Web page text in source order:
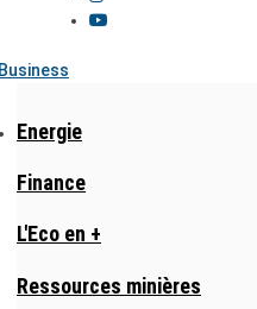
Energie
Finance
L'Eco en +
Ressources minières